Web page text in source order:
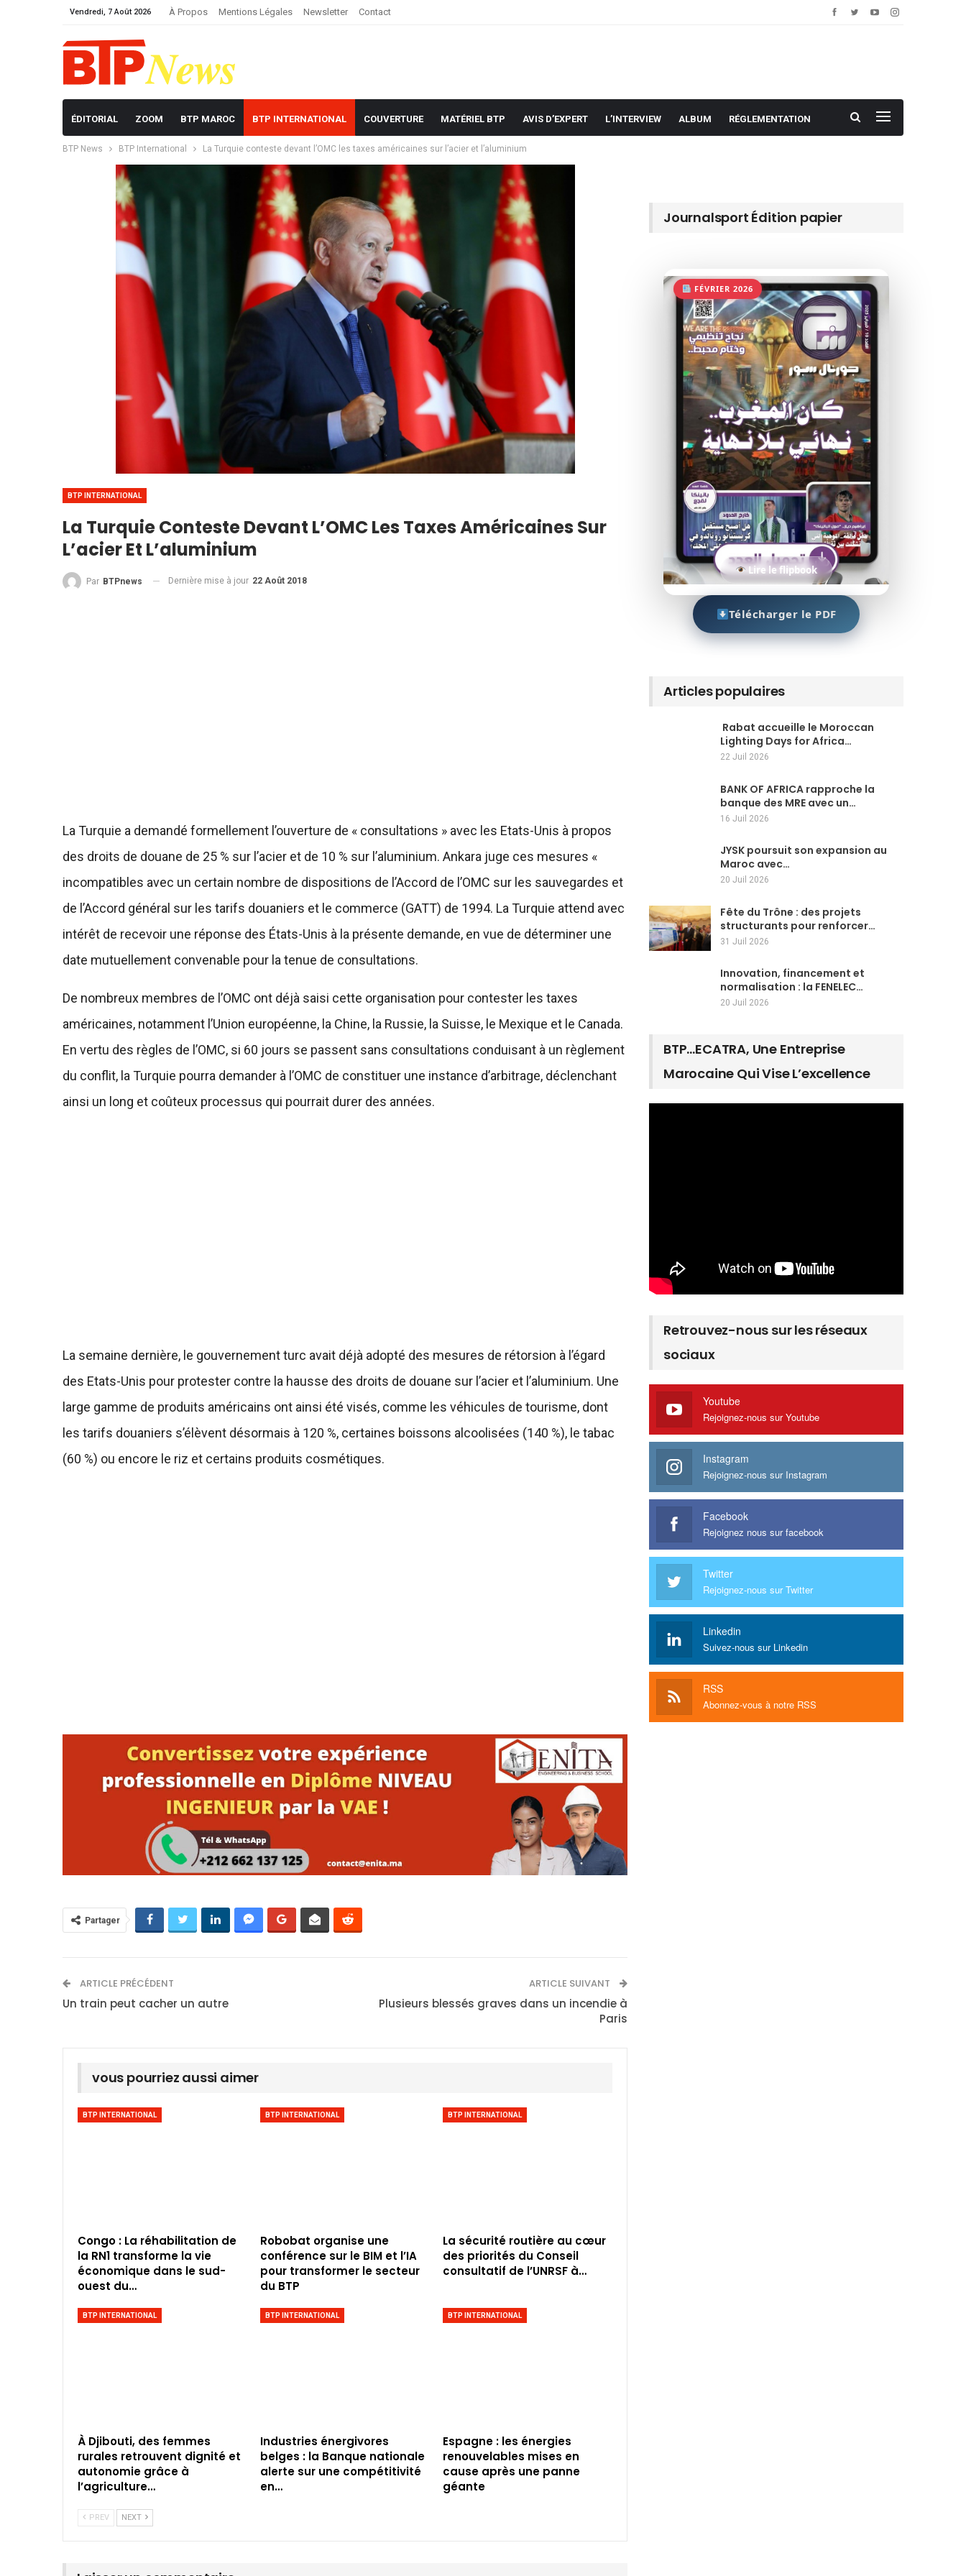
Vendredi, 7 Août 2026 À Propos Mentions Légales Newsletter Contact
ÉDITORIAL ZOOM BTP MAROC BTP INTERNATIONAL COUVERTURE MATÉRIEL BTP AVIS D’EXPERT L’INTERVIEW ALBUM RÉGLEMENTATION
BTP News BTP International La Turquie conteste devant l’OMC les taxes américaines sur l’acier et l’aluminium
BTP INTERNATIONAL
La Turquie Conteste Devant L’OMC Les Taxes Américaines Sur
L’acier Et L’aluminium
Par BTPnews Dernière mise à jour 22 Août 2018
La Turquie a demandé formellement l’ouverture de « consultations » avec les Etats-Unis à propos
des droits de douane de 25 % sur l’acier et de 10 % sur l’aluminium. Ankara juge ces mesures «
incompatibles avec un certain nombre de dispositions de l’Accord de l’OMC sur les sauvegardes et
de l’Accord général sur les tarifs douaniers et le commerce (GATT) de 1994. La Turquie attend avec
intérêt de recevoir une réponse des États-Unis à la présente demande, en vue de déterminer une
date mutuellement convenable pour la tenue de consultations.
De nombreux membres de l’OMC ont déjà saisi cette organisation pour contester les taxes
américaines, notamment l’Union européenne, la Chine, la Russie, la Suisse, le Mexique et le Canada.
En vertu des règles de l’OMC, si 60 jours se passent sans consultations conduisant à un règlement
du conflit, la Turquie pourra demander à l’OMC de constituer une instance d’arbitrage, déclenchant
ainsi un long et coûteux processus qui pourrait durer des années.
La semaine dernière, le gouvernement turc avait déjà adopté des mesures de rétorsion à l’égard
des Etats-Unis pour protester contre la hausse des droits de douane sur l’acier et l’aluminium. Une
large gamme de produits américains ont ainsi été visés, comme les véhicules de tourisme, dont
les tarifs douaniers s’élèvent désormais à 120 %, certaines boissons alcoolisées (140 %), le tabac
(60 %) ou encore le riz et certains produits cosmétiques.
Partager
ARTICLE PRÉCÉDENT
Un train peut cacher un autre
ARTICLE SUIVANT
Plusieurs blessés graves dans un incendie à
Paris
vous pourriez aussi aimer
BTP INTERNATIONAL
Congo : La réhabilitation de
la RN1 transforme la vie
économique dans le sud-
ouest du…
BTP INTERNATIONAL
Robobat organise une
conférence sur le BIM et l’IA
pour transformer le secteur
du BTP
BTP INTERNATIONAL
La sécurité routière au cœur
des priorités du Conseil
consultatif de l’UNRSF à…
BTP INTERNATIONAL
À Djibouti, des femmes
rurales retrouvent dignité et
autonomie grâce à
l’agriculture…
BTP INTERNATIONAL
Industries énergivores
belges : la Banque nationale
alerte sur une compétitivité
en…
BTP INTERNATIONAL
Espagne : les énergies
renouvelables mises en
cause après une panne
géante
PREV NEXT
Journalsport Édition papier
FÉVRIER 2026
Lire le flipbook
Télécharger le PDF
Articles populaires
Rabat accueille le Moroccan
Lighting Days for Africa…
22 Juil 2026
BANK OF AFRICA rapproche la
banque des MRE avec un…
16 Juil 2026
JYSK poursuit son expansion au
Maroc avec…
20 Juil 2026
Fête du Trône : des projets
structurants pour renforcer…
31 Juil 2026
Innovation, financement et
normalisation : la FENELEC…
20 Juil 2026
BTP…ECATRA, Une Entreprise
Marocaine Qui Vise L’excellence
Retrouvez-nous sur les réseaux
sociaux
Youtube
Rejoignez-nous sur Youtube
Instagram
Rejoignez-nous sur Instagram
Facebook
Rejoignez nous sur facebook
Twitter
Rejoignez-nous sur Twitter
Linkedin
Suivez-nous sur Linkedin
RSS
Abonnez-vous à notre RSS